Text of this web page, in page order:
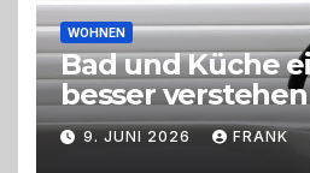
WOHNEN
Bad und Küche
besser verstehen
9. JUNI 2026 FRANK